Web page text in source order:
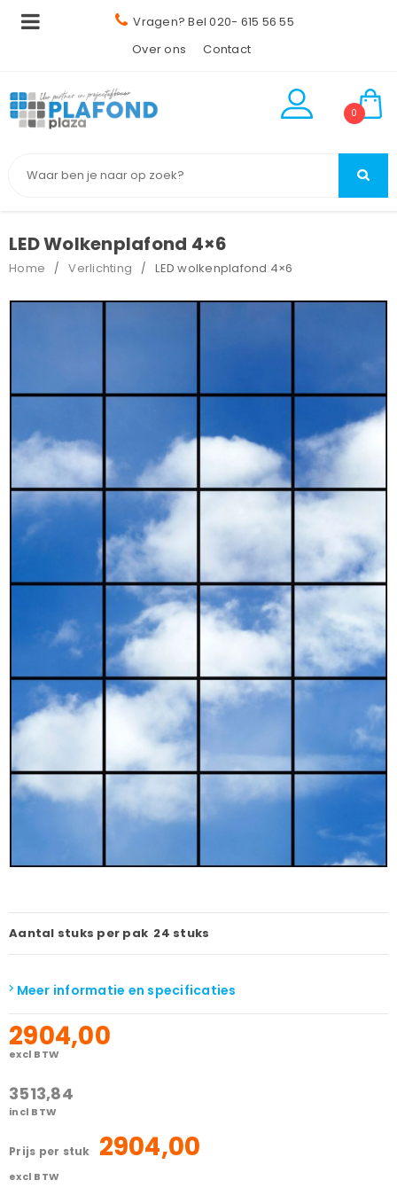
Vragen? Bel 020- 615 56 55
Over ons
Contact
0
LED Wolkenplafond 4×6
Home / Verlichting / LED wolkenplafond 4×6
Aantal stuks per pak 24 stuks
Meer informatie en specificaties
2904,00
excl BTW
3513,84
incl BTW
prijs per stuk 2904,00
excl BTW